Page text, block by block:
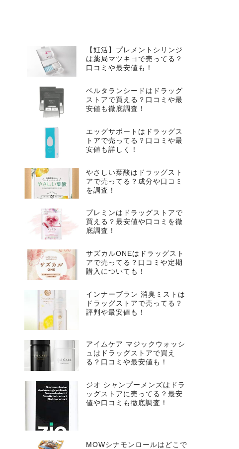
【妊活】プレメントシリンジ
は薬局マツキヨで売ってる？
口コミや最安値も！
ベルタランシードはドラッグ
ストアで買える？口コミや最
安値も徹底調査！
エッグサポートはドラッグス
トアで売ってる？口コミや最
安値も詳しく！
やさしい葉酸はドラッグスト
アで売ってる？成分や口コミ
を調査！
プレミンはドラッグストアで
買える？最安値や口コミを徹
底調査！
サズカルONEはドラッグスト
アで売ってる？口コミや定期
購入についても！
インナーブラン 消臭ミストは
ドラッグストアで売ってる？
評判や最安値も！
アイムケア マジックウォッシ
ュはドラッグストアで買え
る？口コミや最安値も！
ジオ シャンプーメンズはドラ
ッグストアに売ってる？最安
値や口コミも徹底調査！
MOWシナモンロールはどこで